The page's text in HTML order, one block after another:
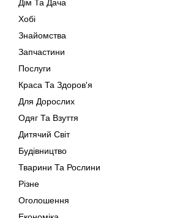
Дім Та Дача
Хобі
Знайомства
Запчастини
Послуги
Краса Та Здоров'я
Для Дорослих
Одяг Та Взуття
Дитячий Світ
Будівництво
Тварини Та Рослини
Різне
Оголошення